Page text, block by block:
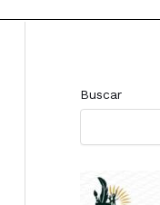
Buscar